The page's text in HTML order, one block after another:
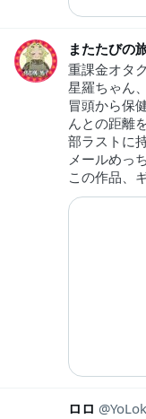
またたびの
重課金オタ
星羅ちゃん
冒頭から保
んとの距離
部ラストに
メールめっ
この作品、
ロロ